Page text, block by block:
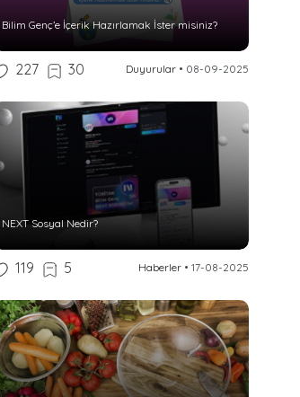
Bilim Genç’e İçerik Hazırlamak İster misiniz?
227 30 Duyurular• 08-09-2025
NEXT Sosyal Nedir?
119 5 Haberler• 17-08-2025